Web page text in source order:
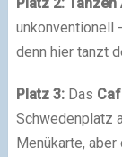
unkonventionell
denn hier tanzt
Platz 3:Das
Schwedenplatz
Menükarte,